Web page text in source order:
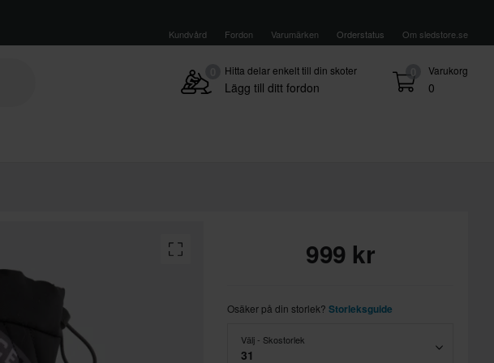
Kundvård Fordon Varumärken Orderstatus Om sledstore.se
0 Varukorg
0
Hitta delar enkelt till din skoter
Lägg till ditt fordon
999 kr
Osäker på din storlek? Storleksguide
Välj - Skostorlek
31